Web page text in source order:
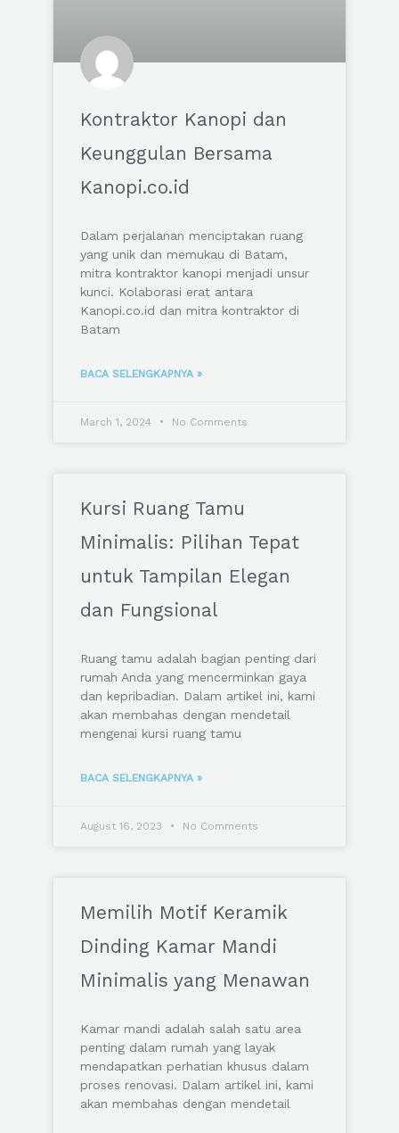
Kontraktor Kanopi dan
Keunggulan Bersama
Kanopi.co.id
Dalam perjalanan menciptakan ruang
yang unik dan memukau di Batam,
mitra kontraktor kanopi menjadi unsur
kunci. Kolaborasi erat antara
Kanopi.co.id dan mitra kontraktor di
Batam
BACA SELENGKAPNYA »
March 1, 2024 No Comments
Kursi Ruang Tamu
Minimalis: Pilihan Tepat
untuk Tampilan Elegan
dan Fungsional
Ruang tamu adalah bagian penting dari
rumah Anda yang mencerminkan gaya
dan kepribadian. Dalam artikel ini, kami
akan membahas dengan mendetail
mengenai kursi ruang tamu
BACA SELENGKAPNYA »
August 16, 2023 No Comments
Memilih Motif Keramik
Dinding Kamar Mandi
Minimalis yang Menawan
Kamar mandi adalah salah satu area
penting dalam rumah yang layak
mendapatkan perhatian khusus dalam
proses renovasi. Dalam artikel ini, kami
akan membahas dengan mendetail